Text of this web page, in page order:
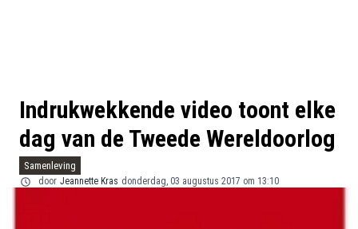
Indrukwekkende video toont elke
dag van de Tweede Wereldoorlog
Samenleving
door Jeannette Kras donderdag, 03 augustus 2017 om 13:10